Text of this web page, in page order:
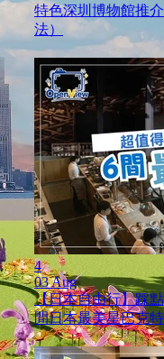
特色深圳博物館推
法）
4
03 Aug
【日本自由行】踩
間日本最美星巴克